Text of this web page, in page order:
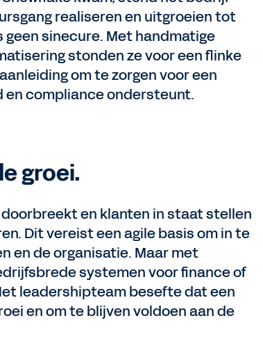
realiseren en uitgroeien tot
geen sinecure. Met handmatige
stonden ze voor een flinke
om te zorgen voor een
compliance ondersteunt.
groei.
en klanten in staat stellen
Dit vereist een agile basis om in te
en de organisatie. Maar met
systemen voor finance of
leadershipteam besefte dat een
en om te blijven voldoen aan de